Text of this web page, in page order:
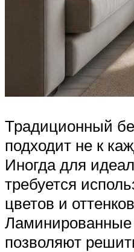
Традиционный
подходит не к
Иногда для
требуется
цветов и
Ламинированные
позволяют